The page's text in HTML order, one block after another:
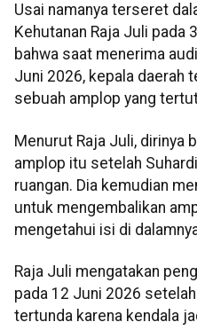
Usai namanya terseret
Kehutanan Raja Juli pada
bahwa saat menerima
Juni 2026, kepala daerah
sebuah amplop yang
Menurut Raja Juli, dirinya
amplop itu setelah
ruangan. Dia kemudian
untuk mengembalikan
mengetahui isi di
Raja Juli mengatakan
pada 12 Juni 2026
tertunda karena kendala